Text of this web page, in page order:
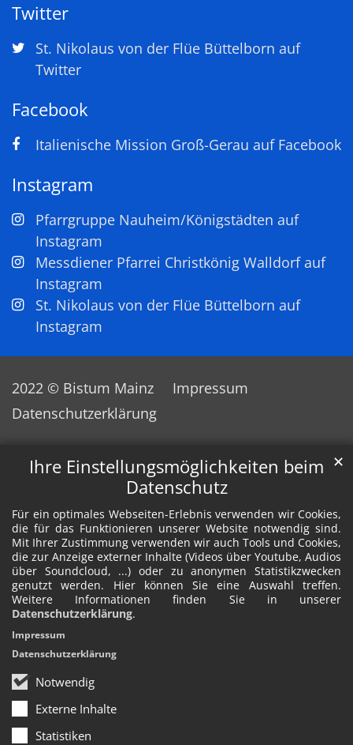
Ihre Einstellungsmöglichkeiten beim
Datenschutz
Für ein optimales Webseiten-Erlebnis verwenden wir Cookies,
die für das Funktionieren unserer Website notwendig sind.
Mit Ihrer Zustimmung verwenden wir auch Tools und Cookies,
die zur Anzeige externer Inhalte (Videos über Youtube, Audios
über Soundcloud, ...) oder zu anonymen Statistikzwecken
genutzt werden. Hier können Sie eine Auswahl treffen.
Weitere Informationen finden Sie in unserer
Datenschutzerklärung.
Notwendig
Externe Inhalte
Statistiken
✕
Impressum
Datenschutzerklärung
Twitter
St. Nikolaus von der Flüe Büttelborn auf
Twitter
Facebook
Italienische Mission Groß-Gerau auf Facebook
Instagram
Pfarrgruppe Nauheim/Königstädten auf
Instagram
Messdiener Pfarrei Christkönig Walldorf auf
Instagram
St. Nikolaus von der Flüe Büttelborn auf
Instagram
2022 © Bistum Mainz
Impressum
Datenschutzerklärung